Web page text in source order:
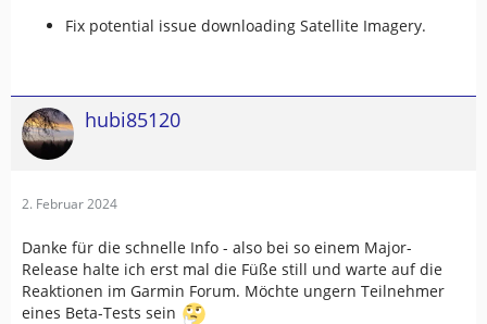
Fix potential issue downloading Satellite Imagery.
hubi85120
2. Februar 2024
Danke für die schnelle Info - also bei so einem Major-
Release halte ich erst mal die Füße still und warte auf die
Reaktionen im Garmin Forum. Möchte ungern Teilnehmer
eines Beta-Tests sein